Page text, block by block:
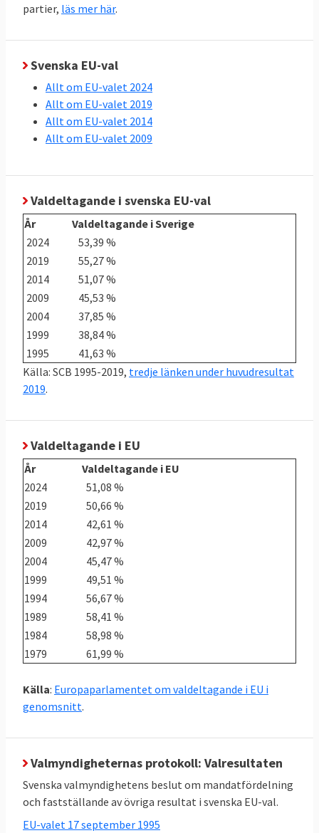
partier, läs mer här.
Svenska EU-val
Allt om EU-valet 2024
Allt om EU-valet 2019
Allt om EU-valet 2014
Allt om EU-valet 2009
Valdeltagande i svenska EU-val
År
Valdeltagande i Sverige
2024
53,39 %
2019
55,27 %
2014
51,07 %
2009
45,53 %
2004
37,85 %
1999
38,84 %
1995
41,63 %
Källa: SCB 1995-2019, tredje länken under huvudresultat
2019.
Valdeltagande i EU
År
Valdeltagande i EU
2024
51,08 %
2019
50,66 %
2014
42,61 %
2009
42,97 %
2004
45,47 %
1999
49,51 %
1994
56,67 %
1989
58,41 %
1984
58,98 %
1979
61,99 %
Källa: Europaparlamentet om valdeltagande i EU i
genomsnitt.
Valmyndigheternas protokoll: Valresultaten
Svenska valmyndighetens beslut om mandatfördelning
och fastställande av övriga resultat i svenska EU-val.
EU-valet 17 september 1995